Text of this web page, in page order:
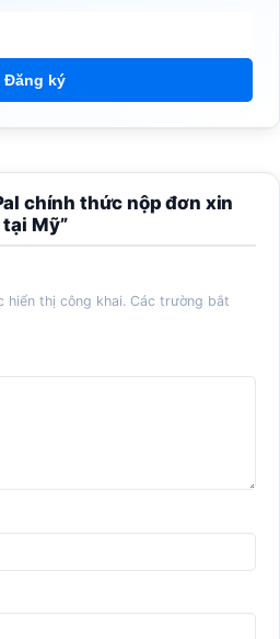
Đăng ký
chính thức nộp đơn xin
Mỹ”
hiển thị công khai. Các trường bắt